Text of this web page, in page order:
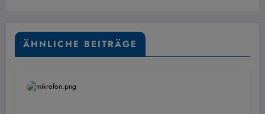
ÄHNLICHE BEITRÄGE